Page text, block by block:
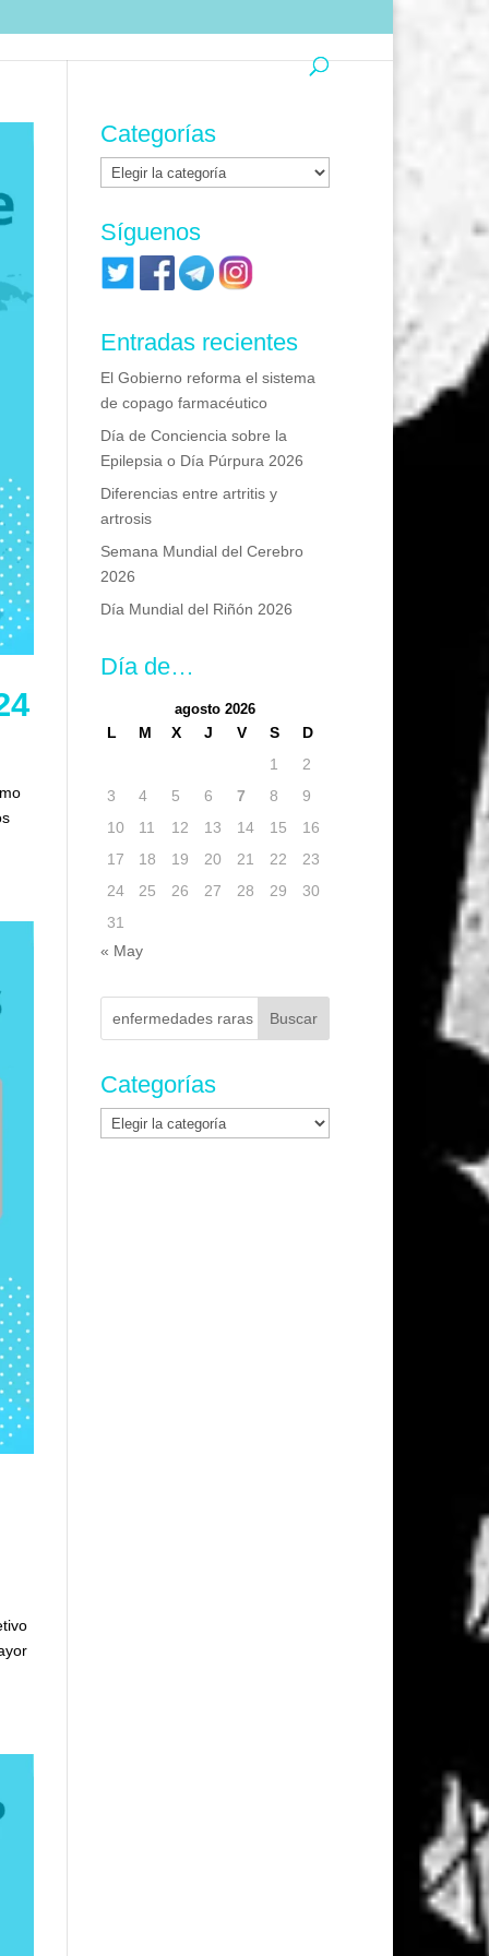
Categorías
Categorías
Síguenos
Entradas recientes
El Gobierno reforma el sistema
de copago farmacéutico
Día de Conciencia sobre la
Epilepsia o Día Púrpura 2026
Diferencias entre artritis y
artrosis
Semana Mundial del Cerebro
2026
Día Mundial del Riñón 2026
Día de…
agosto 2026
L M X J V S
D
1
2
3
4 5 6 7 8
9
10
11 12 13 14 15
16
17
18 19 20 21 22
23
24
25 26 27 28 29
30
31
« May
Buscar:
Categorías
Categorías